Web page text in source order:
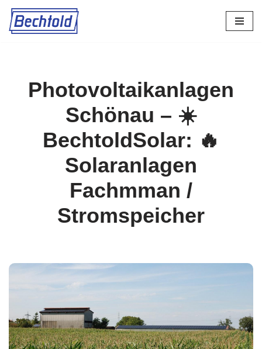
Zum
Photovoltaikanlagen
Schönau – ☀️
BechtoldSolar: 🔥
Solaranlagen
Fachmman /
Stromspeicher